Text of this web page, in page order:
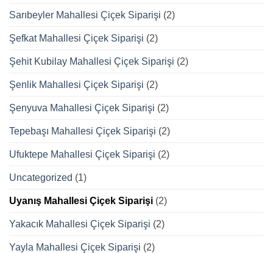
Sarıbeyler Mahallesi Çiçek Siparişi (2)
Şefkat Mahallesi Çiçek Siparişi (2)
Şehit Kubilay Mahallesi Çiçek Siparişi (2)
Şenlik Mahallesi Çiçek Siparişi (2)
Şenyuva Mahallesi Çiçek Siparişi (2)
Tepebaşı Mahallesi Çiçek Siparişi (2)
Ufuktepe Mahallesi Çiçek Siparişi (2)
Uncategorized (1)
Uyanış Mahallesi Çiçek Siparişi (2)
Yakacık Mahallesi Çiçek Siparişi (2)
Yayla Mahallesi Çiçek Siparişi (2)